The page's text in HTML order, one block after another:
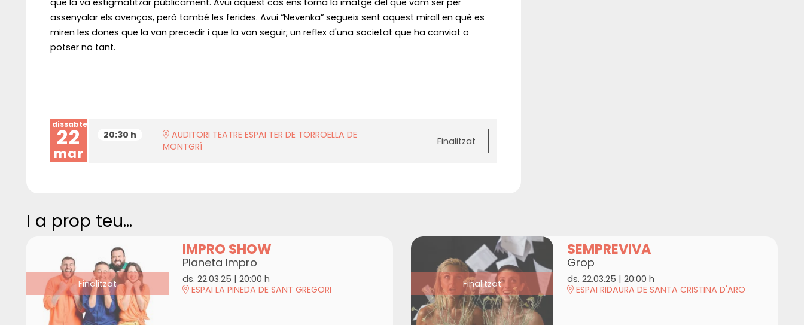
que la va estigmatitzar públicament. Avui aquest cas ens torna la imatge del que vam ser per
assenyalar els avenços, però també les ferides. Avui “Nevenka” segueix sent aquest mirall en què es
miren les dones que la van precedir i que la van seguir; un reflex d'una societat que ha canviat o
potser no tant.
dissabte
22
mar
20:30 h
AUDITORI TEATRE ESPAI TER DE TORROELLA DE
MONTGRÍ
Finalitzat
I a prop teu...
Finalitzat
IMPRO SHOW
Planeta Impro
ds. 22.03.25 | 20:00 h
ESPAI LA PINEDA DE SANT GREGORI
Finalitzat
SEMPREVIVA
Grop
ds. 22.03.25 | 20:00 h
ESPAI RIDAURA DE SANTA CRISTINA D'ARO